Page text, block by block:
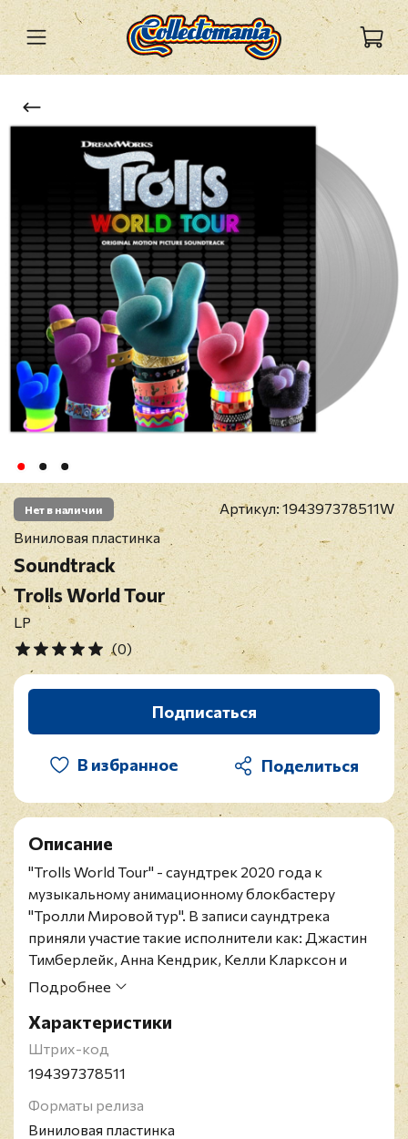
Нет в наличии Артикул:194397378511W
Виниловая пластинка
Soundtrack
Trolls World Tour
LP
(0)
Подписаться
В избранное
Описание
"Trolls World Tour" - саундтрек 2020 года к
музыкальному анимационному блокбастеру
"Тролли Мировой тур". В записи саундтрека
приняли участие такие исполнители как: Джастин
Тимберлейк, Анна Кендрик, Келли Кларксон и
многие другие.
серебра ивключает новый хит от Джастина
Тимберлейка и SZA "The Other Side".
Подробнее
Характеристики
Штрих-код
194397378511
Форматы релиза
Виниловая пластинка